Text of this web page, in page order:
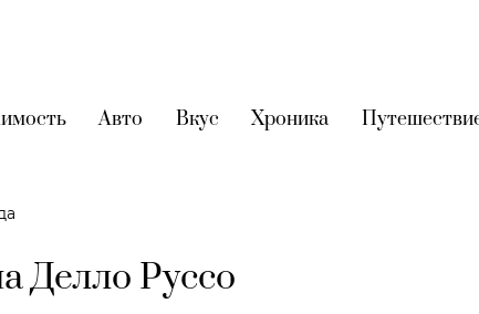
(current)
Авто (current)
Вкус (current)
Хроника (current)
Делло Руссо